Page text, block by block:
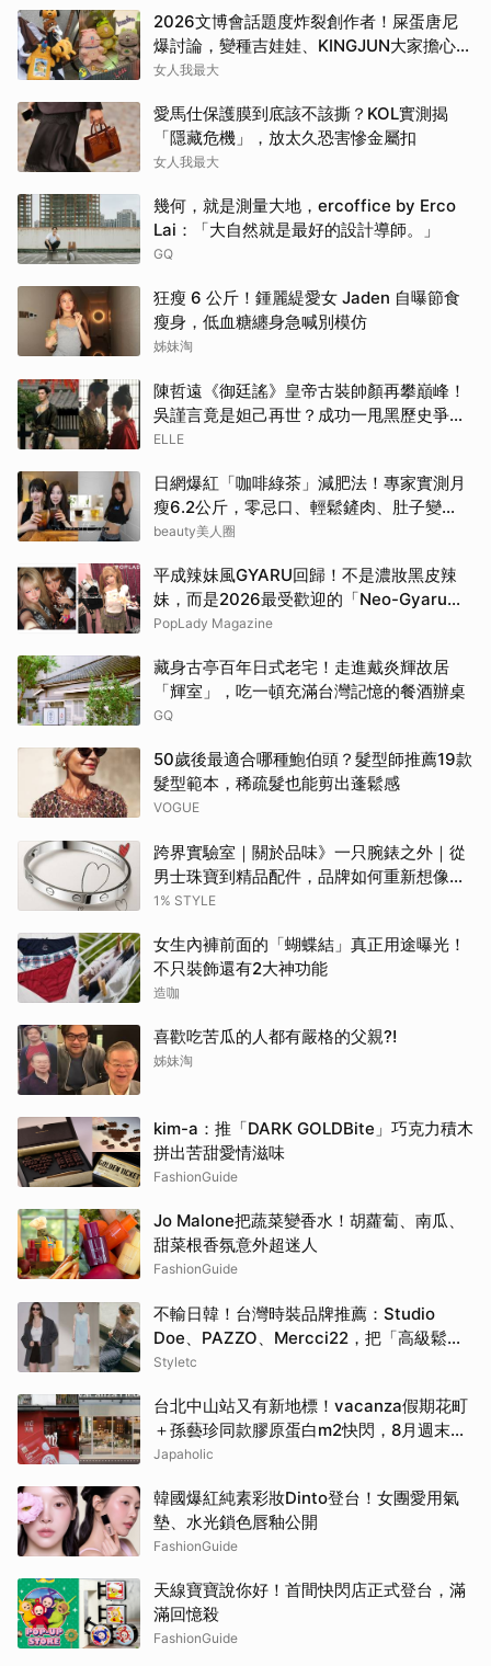
2026文博會話題度炸裂創作者！屎蛋唐尼
爆討論，變種吉娃娃、KINGJUN大家擔心買
不到
女人我最大
愛馬仕保護膜到底該不該撕？KOL實測揭
「隱藏危機」，放太久恐害慘金屬扣
女人我最大
幾何，就是測量大地，ercoffice by Erco
Lai：「大自然就是最好的設計導師。」
GQ
狂瘦 6 公斤！鍾麗緹愛女 Jaden 自曝節食
瘦身，低血糖纏身急喊別模仿
姊妹淘
陳哲遠《御廷謠》皇帝古裝帥顏再攀巔峰！
吳謹言竟是妲己再世？成功一甩黑歷史爭議
| ELLE
ELLE
日網爆紅「咖啡綠茶」減肥法！專家實測月
瘦6.2公斤，零忌口、輕鬆鏟肉、肚子變
小！
beauty美人圈
平成辣妹風GYARU回歸！不是濃妝黑皮辣
妹，而是2026最受歡迎的「Neo-Gyaru」
穿搭，把平成DNA穿進日常
PopLady Magazine
藏身古亭百年日式老宅！走進戴炎輝故居
「輝室」，吃一頓充滿台灣記憶的餐酒辦桌
GQ
50歲後最適合哪種鮑伯頭？髮型師推薦19款
髮型範本，稀疏髮也能剪出蓬鬆感
VOGUE
跨界實驗室｜關於品味》一只腕錶之外｜從
男士珠寶到精品配件，品牌如何重新想像當
代男性？
1% STYLE
女生內褲前面的「蝴蝶結」真正用途曝光！
不只裝飾還有2大神功能
造咖
喜歡吃苦瓜的人都有嚴格的父親?!
姊妹淘
kim-a：推「DARK GOLDBite」巧克力積木
拼出苦甜愛情滋味
FashionGuide
Jo Malone把蔬菜變香水！胡蘿蔔、南瓜、
甜菜根香氛意外超迷人
FashionGuide
不輸日韓！台灣時裝品牌推薦：Studio
Doe、PAZZO、Mercci22，把「高級鬆弛
感」穿成日常
Styletc
台北中山站又有新地標！vacanza假期花町
＋孫藝珍同款膠原蛋白m2快閃，8月週末必
逛這2大爆款景點
Japaholic
韓國爆紅純素彩妝Dinto登台！女團愛用氣
墊、水光鎖色唇釉公開
FashionGuide
天線寶寶說你好！首間快閃店正式登台，滿
滿回憶殺
FashionGuide